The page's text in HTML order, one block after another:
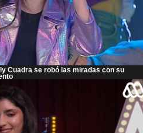
Cuadra se robó las miradas con su